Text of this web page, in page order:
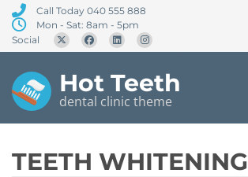
Call Today 040 555 888
Mon - Sat: 8am - 5pm
Social
Hot Teeth
dental clinic theme
TEETH WHITENING